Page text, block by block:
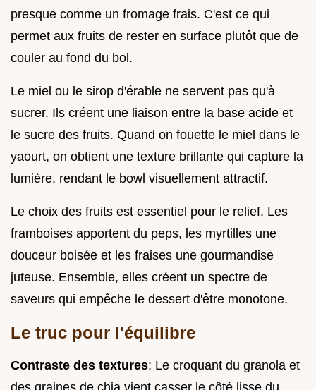
presque comme un fromage frais. C'est ce qui
permet aux fruits de rester en surface plutôt que de
couler au fond du bol.
Le miel ou le sirop d'érable ne servent pas qu'à
sucrer. Ils créent une liaison entre la base acide et
le sucre des fruits. Quand on fouette le miel dans le
yaourt, on obtient une texture brillante qui capture la
lumière, rendant le bowl visuellement attractif.
Le choix des fruits est essentiel pour le relief. Les
framboises apportent du peps, les myrtilles une
douceur boisée et les fraises une gourmandise
juteuse. Ensemble, elles créent un spectre de
saveurs qui empêche le dessert d'être monotone.
Le truc pour l'équilibre
Contraste des textures: Le croquant du granola et
des graines de chia vient casser le côté lisse du